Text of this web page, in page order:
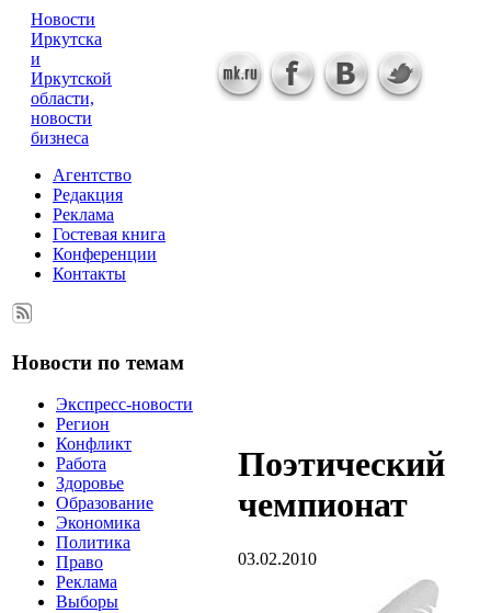
Новости
Иркутска
и
Иркутской
области,
новости
бизнеса
Агентство
Редакция
Реклама
Гостевая книга
Конференции
Контакты
Новости по темам
Экспресс-новости
Регион
Конфликт
Работа
Здоровье
Образование
Экономика
Политика
Право
Реклама
Выборы
Поэтический
чемпионат
03.02.2010